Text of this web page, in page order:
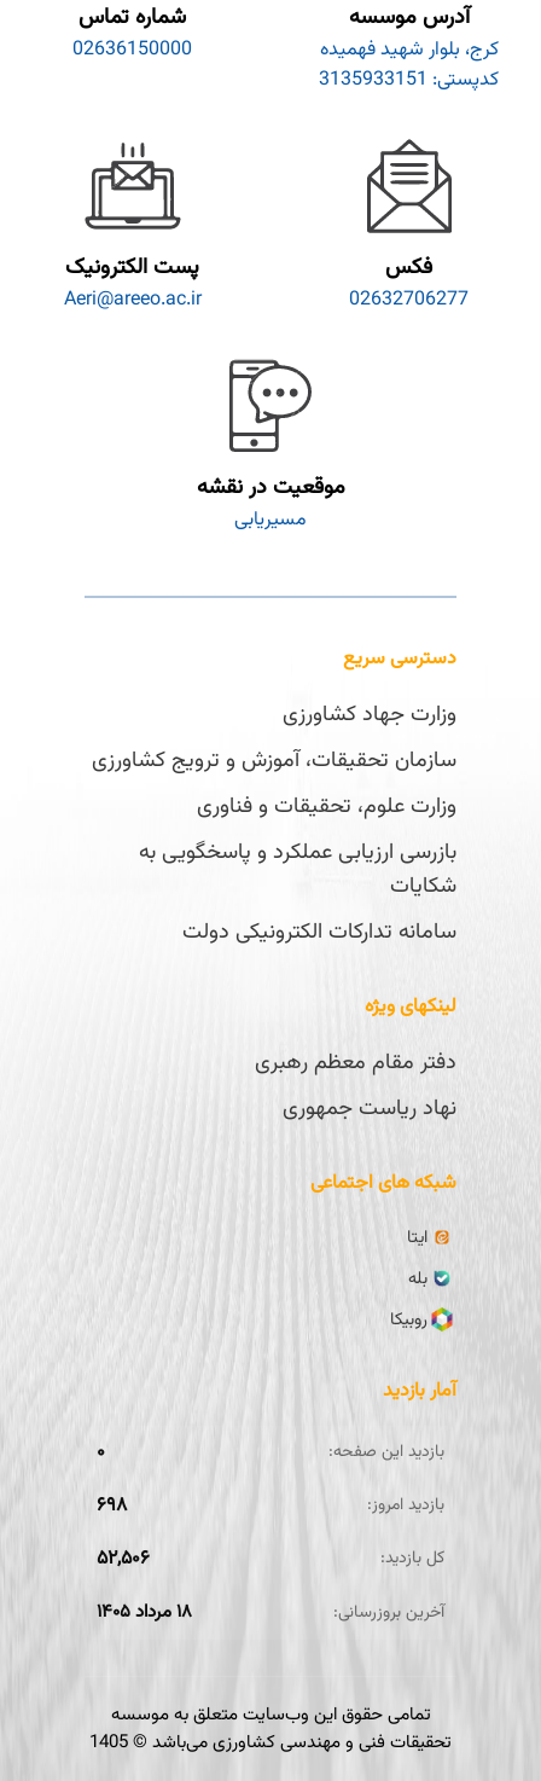
آدرس موسسه
کرج، بلوار شهید فهمیده
کدپستی: 3135933151
شماره تماس
02636150000
فکس
02632706277
پست الکترونیک
Aeri@areeo.ac.ir
موقعیت در نقشه
مسیریابی
دسترسی سریع
وزارت جهاد کشاورزی
سازمان تحقیقات، آموزش و ترویج کشاورزی
وزارت علوم، تحقیقات و فناوری
بازرسی ارزیابی عملکرد و پاسخگویی به
شکایات
سامانه تدارکات الکترونیکی دولت
لینکهای ویژه
دفتر مقام معظم رهبری
نهاد ریاست جمهوری
شبکه های اجتماعی
ایتا
بله
روبیکا
آمار بازدید
بازدید این صفحه: ۰
بازدید امروز: ۶۹۸
کل بازدید: ۵۲,۵۰۶
آخرین بروزرسانی: ۱۸ مرداد ۱۴۰۵
تمامی حقوق این وب‌سایت متعلق به موسسه
تحقیقات فنی و مهندسی کشاورزی می‌باشد ©1405